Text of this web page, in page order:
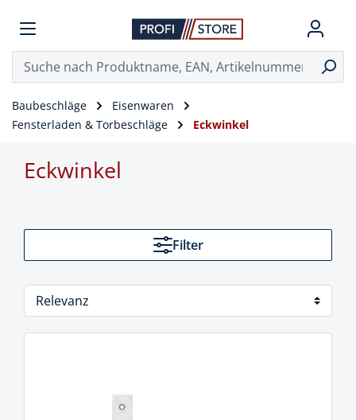
Baubeschläge
Eisenwaren
Fensterladen & Torbeschläge
Eckwinkel
Eckwinkel
Filter